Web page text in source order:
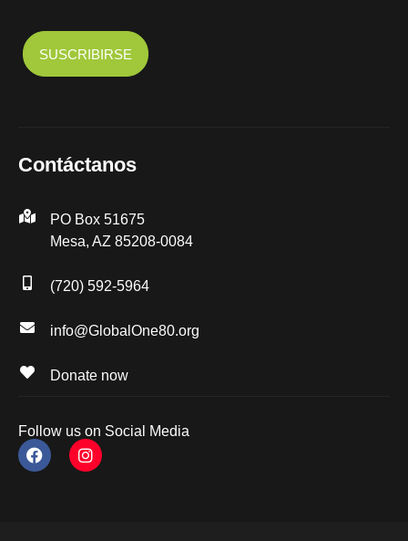
Contáctanos
PO Box 51675
Mesa, AZ 85208-0084
(720) 592-5964
info@GlobalOne80.org
Donate now
Follow us on Social Media